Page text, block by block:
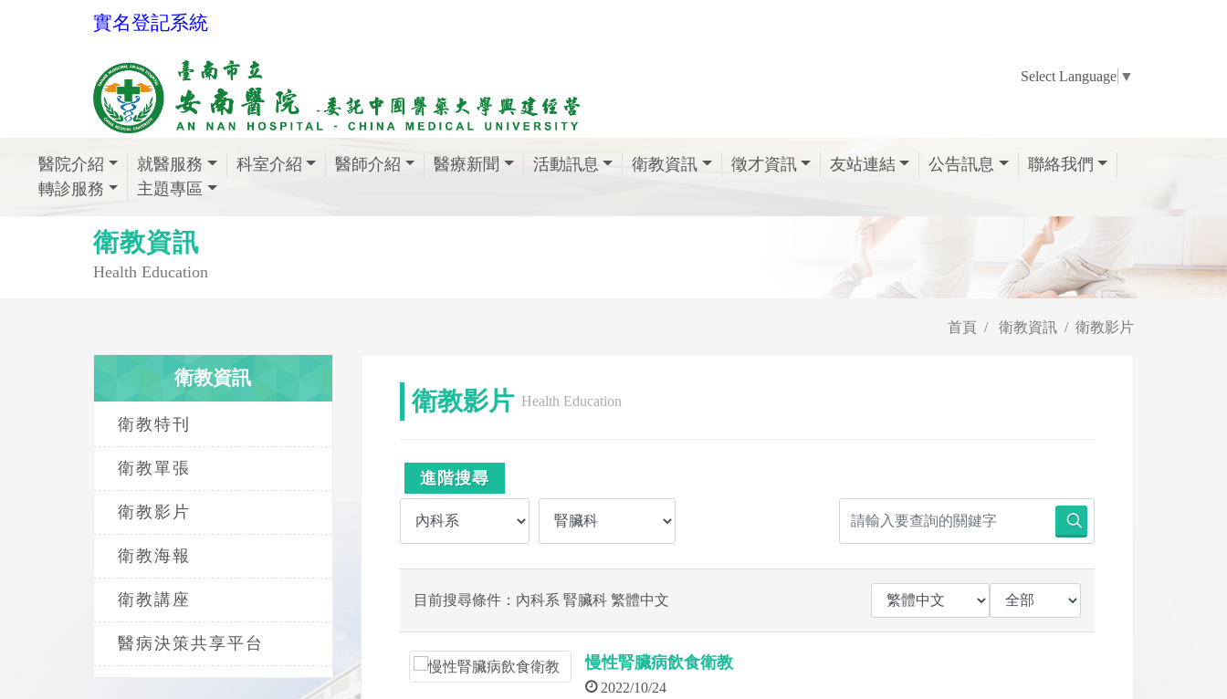
實名登記系統
Select Language ▼
醫院介紹 就醫服務 科室介紹 醫師介紹 醫療新聞 活動訊息 衛教資訊 徵才資訊 友站連結 公告訊息
聯絡我們
轉診服務
主題專區
衛教資訊
Health Education
首頁 衛教資訊 衛教影片
衛教資訊
衛教特刊
衛教單張
衛教影片
衛教海報
衛教講座
醫病決策共享平台
衛教影片 Health Education
進階搜尋
目前搜尋條件：內科系 腎臟科 繁體中文
慢性腎臟病飲食衛教
2022/10/24